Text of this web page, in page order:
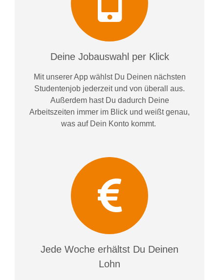
Deine Jobauswahl per Klick
Mit unserer App wählst Du Deinen nächsten
Studentenjob jederzeit und von überall aus.
Außerdem hast Du dadurch Deine
Arbeitszeiten immer im Blick und weißtgenau,
was auf Dein Konto kommt.
Jede Woche erhältst Du Deinen
Lohn